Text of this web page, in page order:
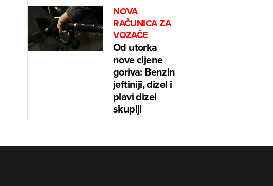
NOVA
RAČUNICA ZA
VOZAČE
Od utorka
nove cijene
goriva: Benzin
jeftiniji, dizel i
plavi dizel
skuplji